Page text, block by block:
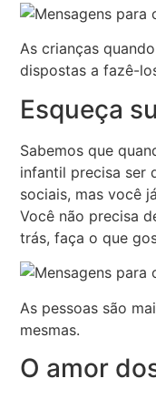
As crianças
dispostas a fazê-
Esqueça
Sabemos que
infantil precisa ser
sociais, mas você
Você não precisa
trás, faça o que
As pessoas são
mesmas.
O amor